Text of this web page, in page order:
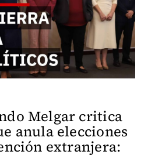
Melgar critica
anula elecciones
extranjera: